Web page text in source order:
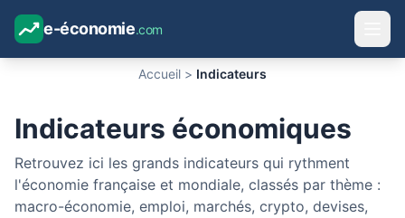
e-économie.com
Accueil > Indicateurs
Indicateurs économiques
Retrouvez ici les grands indicateurs qui rythment
l'économie française et mondiale, classés par thème :
macro-économie, emploi, marchés, crypto, devises,